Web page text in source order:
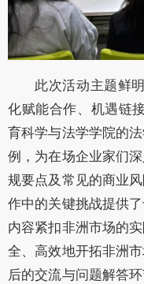
此次活动主题鲜
化赋能合作、机遇链
育科学与法学学院的
例，为在场企业家们
规要点及常见的商业
作中的关键挑战提供
内容紧扣非洲市场的
全、高效地开拓非洲
后的交流与问题解答